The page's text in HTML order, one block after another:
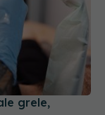
grele,